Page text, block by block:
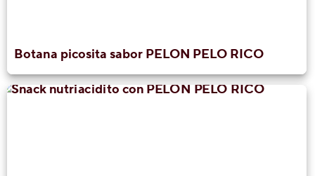
Botana picosita sabor PELON PELO RICO